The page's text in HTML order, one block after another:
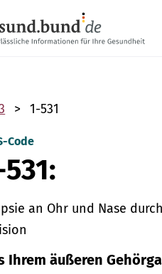
1-531
Code
an Ohr und Nase
Ihrem äußeren